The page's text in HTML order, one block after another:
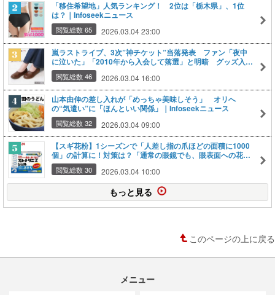
「移住希望地」人気ランキング！ 2位は「栃木県」、1位
は？｜Infoseekニュース
閲覧総数 65 2026.03.04 23:00
嵐ラストライブ、3次”神チケット”当落発表 ファン「夜中
に泣いた」「2010年から入会して落選」と明暗 グッズ入手
を不安視する当選者も｜Infoseekニュース
閲覧総数 46 2026.03.04 16:00
山本由伸の差し入れが「めっちゃ美味しそう」 オリへ
の“気遣い”に「ほんといい関係」｜Infoseekニュース
閲覧総数 32 2026.03.04 09:00
【スギ花粉】1シーズンで「人差し指の爪ほどの面積に1000
個」の計算に！対策は？「通常の眼鏡でも、眼表面への花粉
付着が約30〜50％程度減少」の報告も｜Infoseekニュース
閲覧総数 30 2026.03.04 10:00
もっと見る
このページの上に戻る
メニュー